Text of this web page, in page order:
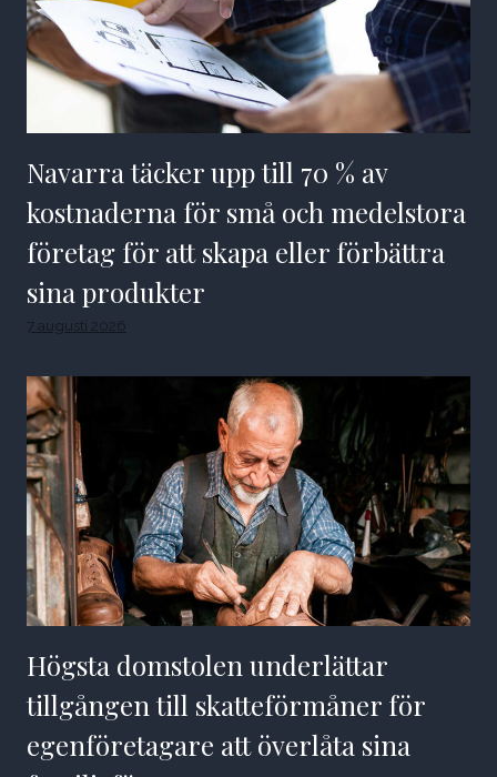
Navarra täcker upp till 70 % av
kostnaderna för små och medelstora
företag för att skapa eller förbättra
sina produkter
7 augusti 2026
Högsta domstolen underlättar
tillgången till skatteförmåner för
egenföretagare att överlåta sina